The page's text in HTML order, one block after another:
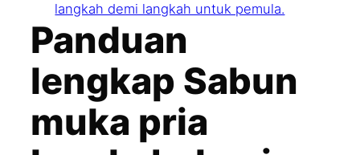
langkah demi langkah untuk pemula.
Panduan
lengkap Sabun
muka pria